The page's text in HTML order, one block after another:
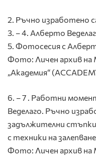
2. Ръчно изработено
3. – 4. Алберто
5. Фотосесия с
Фото: Личен архив
„Академия“
6. – 7 . Работни
Веделаго. Ръчно
задължителни
с техники на
Фото: Личен архив